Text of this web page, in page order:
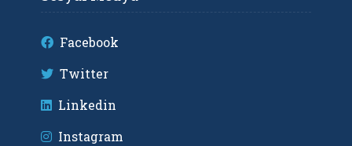
Facebook
Twitter
Linkedin
Instagram